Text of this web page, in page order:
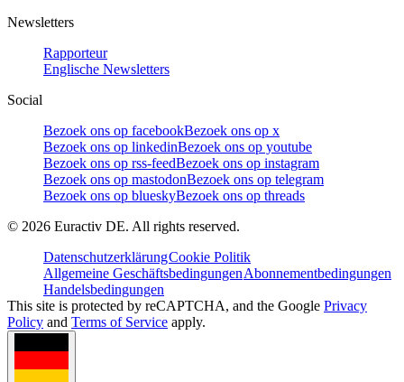
Newsletters
Rapporteur
Englische Newsletters
Social
Bezoek ons op facebookBezoek ons op x
Bezoek ons op linkedinBezoek ons op youtube
Bezoek ons op rss-feedBezoek ons op instagram
Bezoek ons op mastodonBezoek ons op telegram
Bezoek ons op blueskyBezoek ons op threads
© 2026 Euractiv DE. All rights reserved.
DatenschutzerklärungCookie Politik
Allgemeine GeschäftsbedingungenAbonnementbedingungen
Handelsbedingungen
This site is protected by reCAPTCHA, and the Google Privacy
Policy and Terms of Service apply.